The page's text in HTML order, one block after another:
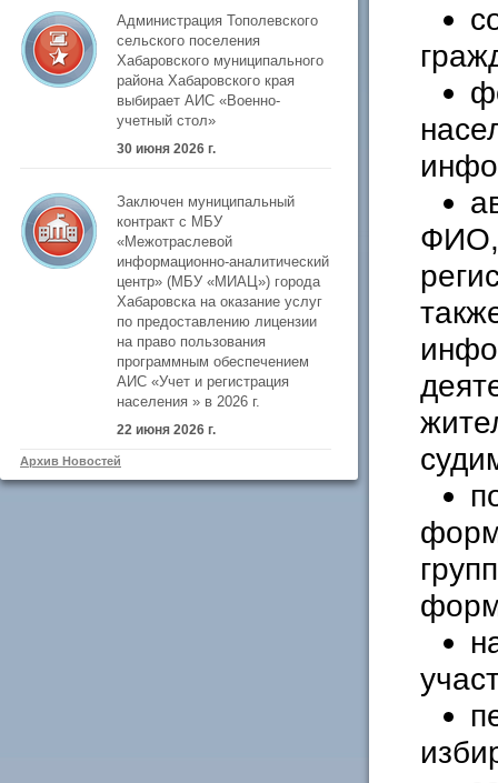
Администрация Тополевского
сельского поселения
Хабаровского муниципального
района Хабаровского края
выбирает АИС «Военно-
учетный стол»
30 июня 2026 г.
Заключен муниципальный
контракт с МБУ
«Межотраслевой
информационно-аналитический
центр» (МБУ «МИАЦ») города
Хабаровска на оказание услуг
по предоставлению лицензии
на право пользования
программным обеспечением
АИС «Учет и регистрация
населения » в 2026 г.
22 июня 2026 г.
Архив Новостей
ФИО,